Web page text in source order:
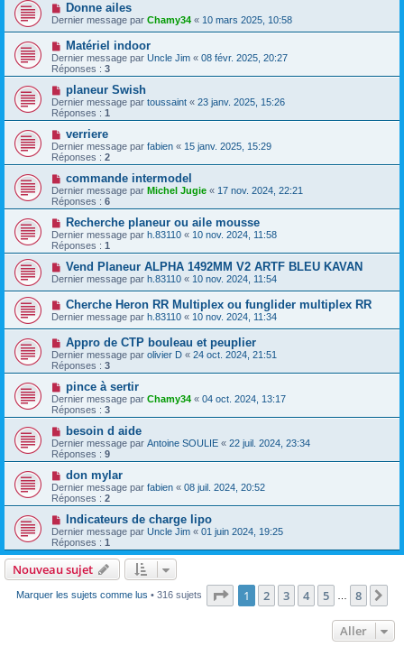
Donne ailes
Dernier message par Chamy34 « 10 mars 2025, 10:58
Matériel indoor
Dernier message par Uncle Jim « 08 févr. 2025, 20:27
Réponses : 3
planeur Swish
Dernier message par toussaint « 23 janv. 2025, 15:26
Réponses : 1
verriere
Dernier message par fabien « 15 janv. 2025, 15:29
Réponses : 2
commande intermodel
Dernier message par Michel Jugie « 17 nov. 2024, 22:21
Réponses : 6
Recherche planeur ou aile mousse
Dernier message par h.83110 « 10 nov. 2024, 11:58
Réponses : 1
Vend Planeur ALPHA 1492MM V2 ARTF BLEU KAVAN
Dernier message par h.83110 « 10 nov. 2024, 11:54
Cherche Heron RR Multiplex ou funglider multiplex RR
Dernier message par h.83110 « 10 nov. 2024, 11:34
Appro de CTP bouleau et peuplier
Dernier message par olivier D « 24 oct. 2024, 21:51
Réponses : 3
pince à sertir
Dernier message par Chamy34 « 04 oct. 2024, 13:17
Réponses : 3
besoin d aide
Dernier message par Antoine SOULIE « 22 juil. 2024, 23:34
Réponses : 9
don mylar
Dernier message par fabien « 08 juil. 2024, 20:52
Réponses : 2
Indicateurs de charge lipo
Dernier message par Uncle Jim « 01 juin 2024, 19:25
Réponses : 1
Nouveau sujet
Marquer les sujets comme lus • 316 sujets Page 1sur8
1 2 3 4 5 8
Aller